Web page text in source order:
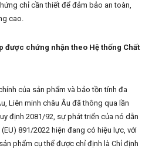
chỉ cần thiết để đảm bảo an toàn,
cao.
được chứng nhận theo Hệ thống Chất
của sản phẩm và bảo tồn tính đa
Liên minh châu Âu đã thông qua lần
định 2081/92, sự phát triển của nó dẫn
891/2022 hiện đang có hiệu lực, với
phẩm cụ thể được chỉ định là Chỉ định